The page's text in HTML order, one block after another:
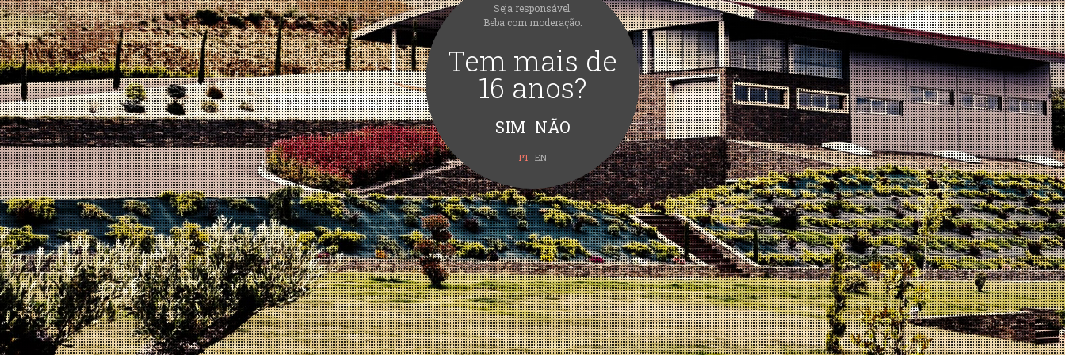
Seja responsável.
Beba com moderação.
Tem mais de
16 anos?
PT EN
75cl